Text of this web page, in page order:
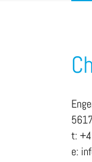
t:
e: